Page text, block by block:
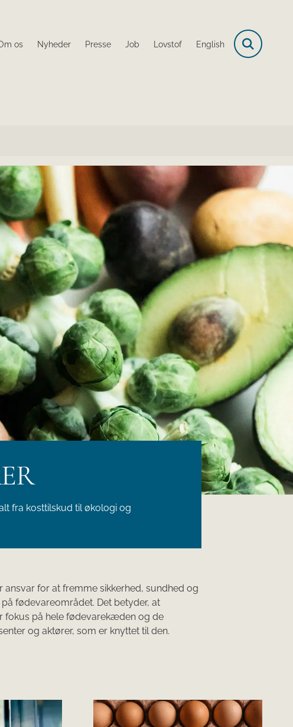
os Nyheder Presse Job Lovstof English
fra kosttilskud til økologi og
ansvar for​ at fremme sikkerhed, sundhed og
fødevareområdet. Det betyder, at
fokus på hele fødevarekæden og de
og aktører, som er knyttet til den.